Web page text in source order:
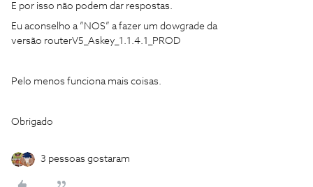
E por isso não podem dar respostas.
Eu aconselho a ”NOS” a fazer um dowgrade da
versão routerV5_Askey_1.1.4.1_PROD
Pelo menos funciona mais coisas.
Obrigado
3 pessoas gostaram